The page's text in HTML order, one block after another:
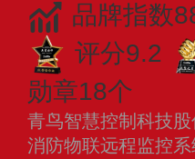
品牌指数
评分9.2
勋章18个
青鸟智慧控制科技
消防物联远程监控